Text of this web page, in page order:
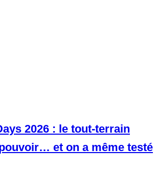
2026 : le tout-terrain
et on a même testé